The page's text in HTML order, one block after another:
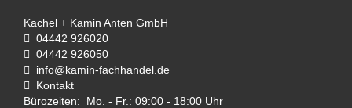
Kachel + Kamin Anten GmbH
04442 926020
04442 926050
info@kamin-fachhandel.de
Kontakt
Bürozeiten: Mo. - Fr.: 09:00 - 18:00 Uhr